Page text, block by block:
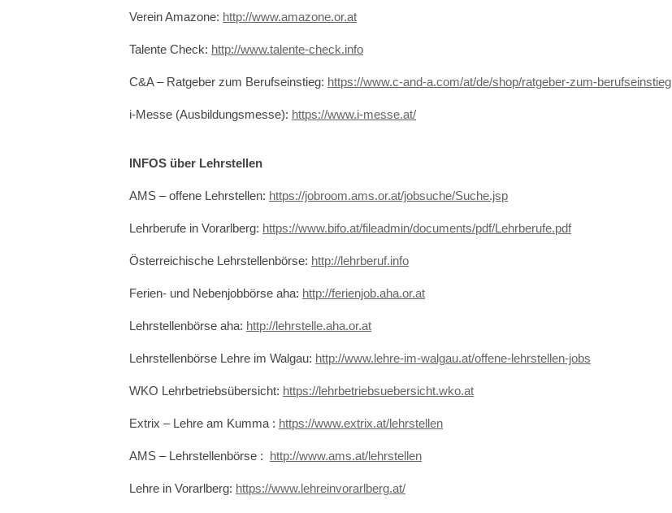
Verein Amazone: http://www.amazone.or.at
Talente Check: http://www.talente-check.info
C&A – Ratgeber zum Berufseinstieg: https://www.c-and-a.com/at/de/shop/ratgeber-zum-berufseinstieg
i-Messe (Ausbildungsmesse): https://www.i-messe.at/
INFOS über Lehrstellen
AMS – offene Lehrstellen: https://jobroom.ams.or.at/jobsuche/Suche.jsp
Lehrberufe in Vorarlberg: https://www.bifo.at/fileadmin/documents/pdf/Lehrberufe.pdf
Österreichische Lehrstellenbörse: http://lehrberuf.info
Ferien- und Nebenjobbörse aha: http://ferienjob.aha.or.at
Lehrstellenbörse aha: http://lehrstelle.aha.or.at
Lehrstellenbörse Lehre im Walgau: http://www.lehre-im-walgau.at/offene-lehrstellen-jobs
WKO Lehrbetriebsübersicht: https://lehrbetriebsuebersicht.wko.at
Extrix – Lehre am Kumma : https://www.extrix.at/lehrstellen
AMS – Lehrstellenbörse : http://www.ams.at/lehrstellen
Lehre in Vorarlberg: https://www.lehreinvorarlberg.at/